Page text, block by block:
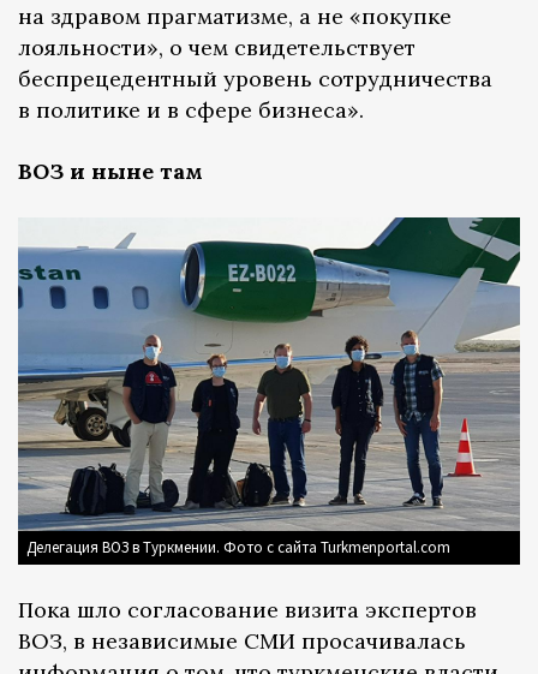
на здравом прагматизме, а не «покупке
лояльности», о чем свидетельствует
беспрецедентный уровень сотрудничества
в политике и в сфере бизнеса».
ВОЗ и ныне там
Делегация ВОЗ в Туркмении. Фото с сайта Turkmenportal.com
Пока шло согласование визита экспертов
ВОЗ, в независимые СМИ просачивалась